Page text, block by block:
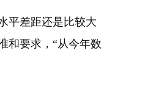
平差距还是比较大
和要求，“从今年数